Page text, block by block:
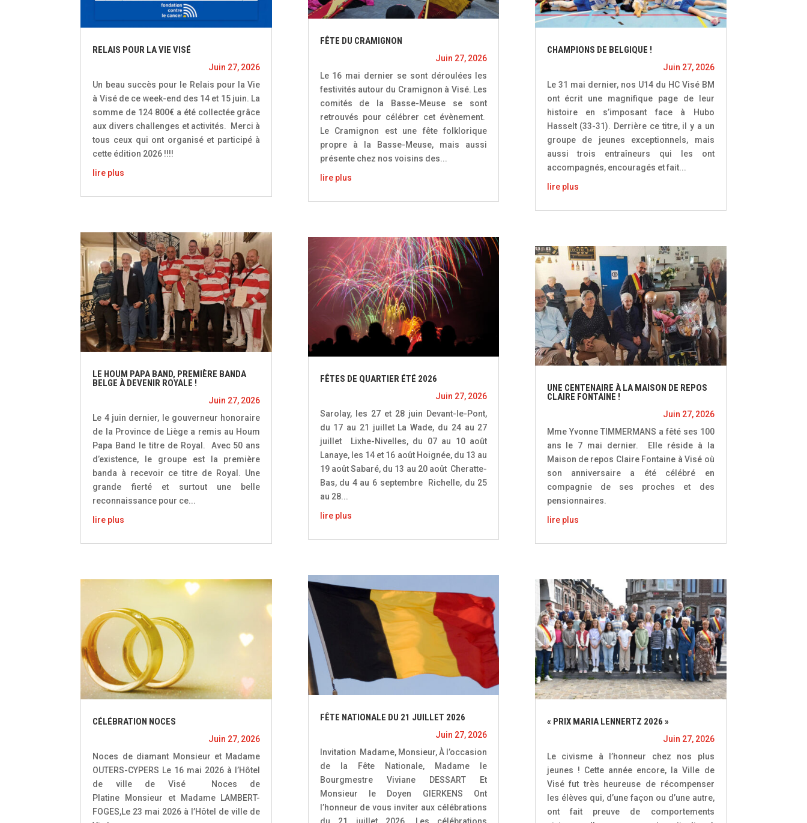
RELAIS POUR LA VIE VISÉ
Juin 27, 2026
Un beau succès pour le Relais pour la Vie
à Visé de ce week-end des 14 et 15 juin. La
somme de 124 800€ a été collectée grâce
aux divers challenges et activités. Merci à
tous ceux qui ont organisé et participé à
cette édition 2026 !!!!
lire plus
LE HOUM PAPA BAND, PREMIÈRE BANDA
BELGE À DEVENIR ROYALE !
Juin 27, 2026
Le 4 juin dernier, le gouverneur honoraire
de la Province de Liège a remis au Houm
Papa Band le titre de Royal. Avec 50 ans
d’existence, le groupe est la première
banda à recevoir ce titre de Royal. Une
grande fierté et surtout une belle
reconnaissance pour ce...
lire plus
CÉLÉBRATION NOCES
Juin 27, 2026
Noces de diamant Monsieur et Madame
OUTERS-CYPERS Le 16 mai 2026 à l’Hôtel
de ville de Visé Noces de
Platine Monsieur et Madame LAMBERT-
FOGES,Le 23 mai 2026 à l’Hôtel de ville de
FÊTE DU CRAMIGNON
Juin 27, 2026
Le 16 mai dernier se sont déroulées les
festivités autour du Cramignon à Visé. Les
comités de la Basse-Meuse se sont
retrouvés pour célébrer cet évènement.
Le Cramignon est une fête folklorique
propre à la Basse-Meuse, mais aussi
présente chez nos voisins des...
lire plus
FÊTES DE QUARTIER ÉTÉ 2026
Juin 27, 2026
Sarolay, les 27 et 28 juin Devant-le-Pont,
du 17 au 21 juillet La Wade, du 24 au 27
juillet Lixhe-Nivelles, du 07 au 10 août
Lanaye, les 14 et 16 août Hoignée, du 13 au
19 août Sabaré, du 13 au 20 août Cheratte-
Bas, du 4 au 6 septembre Richelle, du 25
au 28...
lire plus
FÊTE NATIONALE DU 21 JUILLET 2026
Juin 27, 2026
Invitation Madame, Monsieur, À l’occasion
de la Fête Nationale, Madame le
Bourgmestre Viviane DESSART Et
Monsieur le Doyen GIERKENS Ont
l’honneur de vous inviter aux célébrations
du 21 juillet 2026. Les célébrations
CHAMPIONS DE BELGIQUE !
Juin 27, 2026
Le 31 mai dernier, nos U14 du HC Visé BM
ont écrit une magnifique page de leur
histoire en s’imposant face à Hubo
Hasselt (33-31). Derrière ce titre, il y a un
groupe de jeunes exceptionnels, mais
aussi trois entraîneurs qui les ont
accompagnés, encouragés et fait...
lire plus
UNE CENTENAIRE À LA MAISON DE REPOS
CLAIRE FONTAINE !
Juin 27, 2026
Mme Yvonne TIMMERMANS a fêté ses 100
ans le 7 mai dernier. Elle réside à la
Maison de repos Claire Fontaine à Visé où
son anniversaire a été célébré en
compagnie de ses proches et des
pensionnaires.
lire plus
« PRIX MARIA LENNERTZ 2026 »
Juin 27, 2026
Le civisme à l’honneur chez nos plus
jeunes ! Cette année encore, la Ville de
Visé fut très heureuse de récompenser
les élèves qui, d’une façon ou d’une autre,
ont fait preuve de comportements